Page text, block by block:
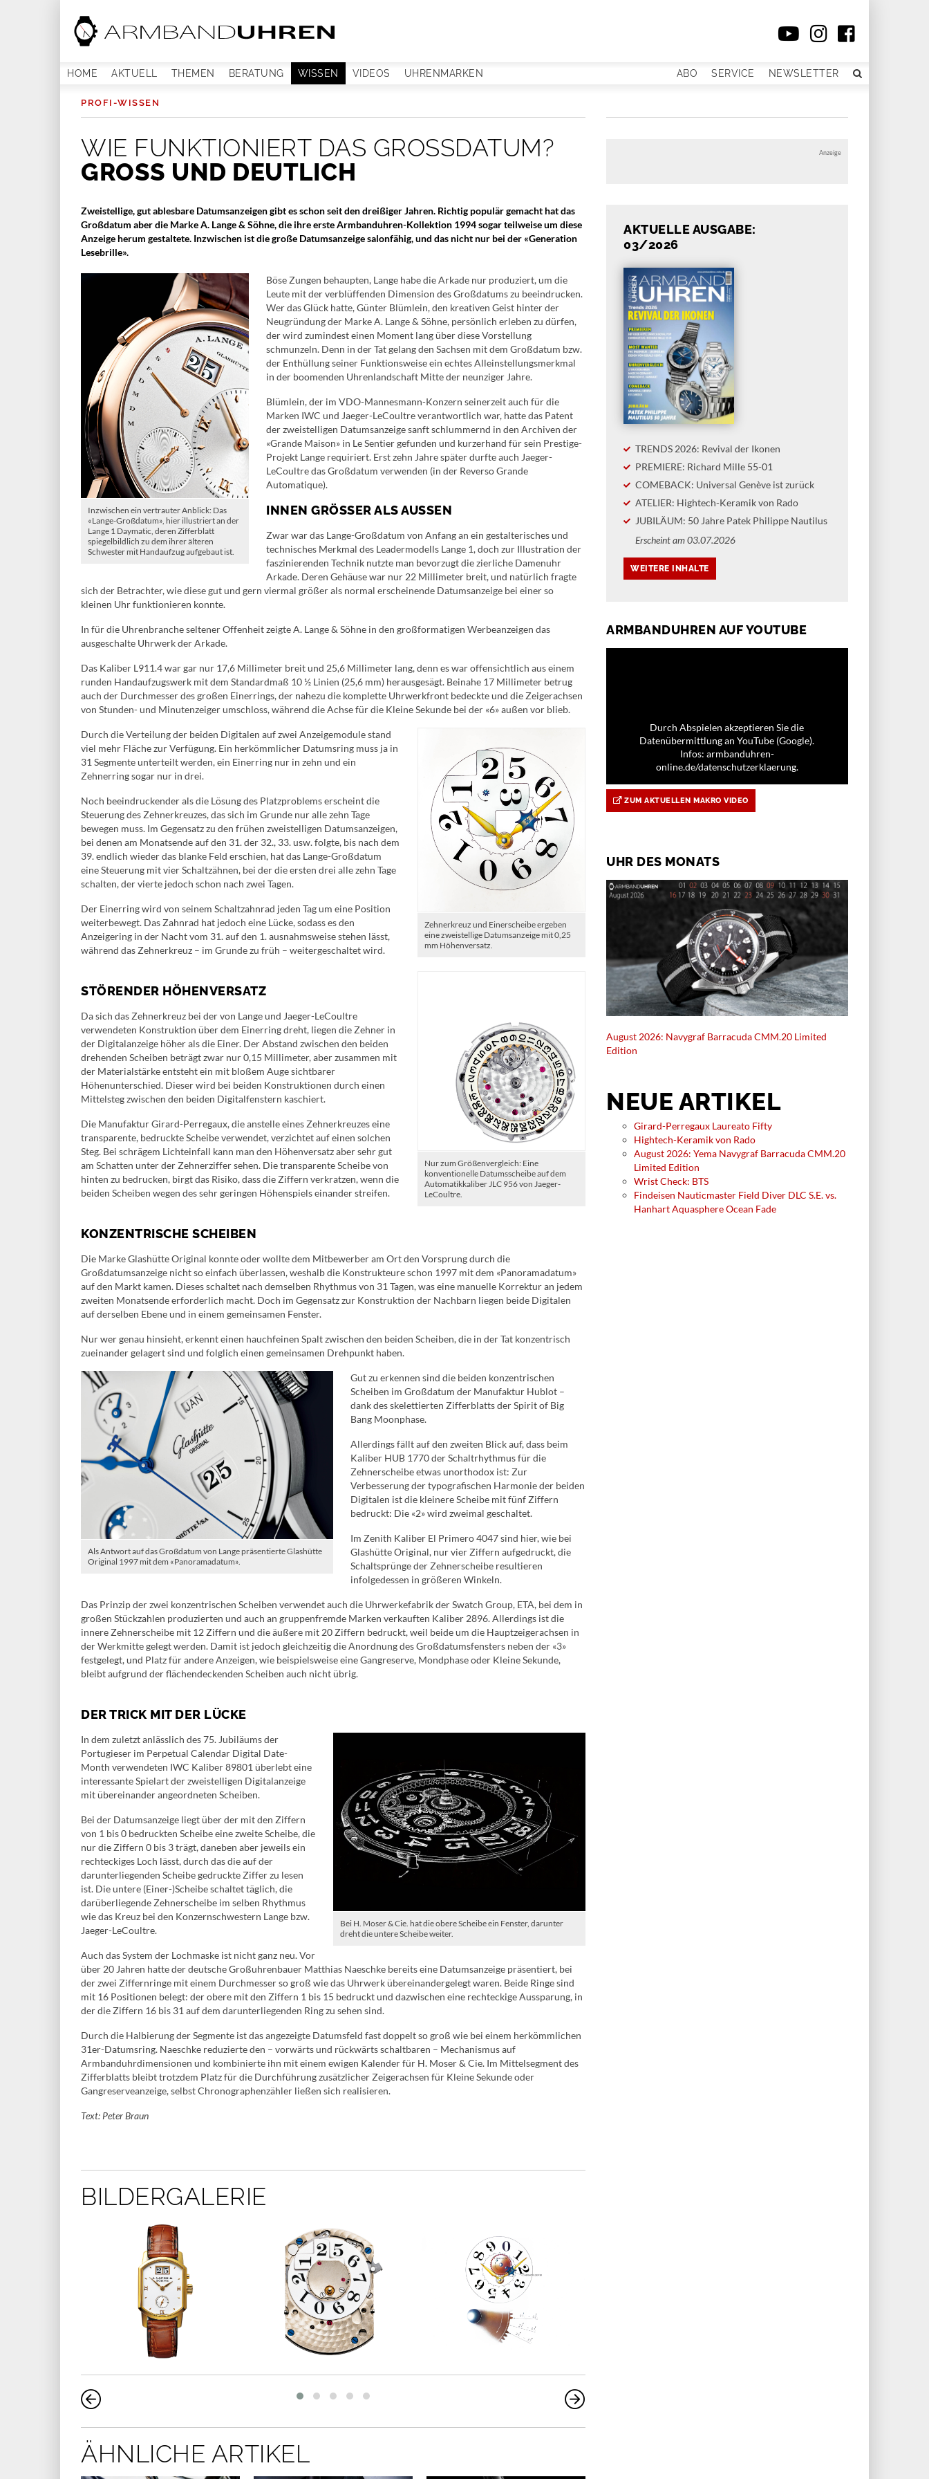
HOME AKTUELL THEMEN BERATUNG WISSEN VIDEOS UHRENMARKEN ABO SERVICE NEWSLETTER
PROFI-WISSEN
WIE FUNKTIONIERT DAS GROSSDATUM?
GROSS UND DEUTLICH
Zweistellige, gut ablesbare Datumsanzeigen gibt es schon seit den dreißiger Jahren. Richtig populär gemacht hat das
Großdatum aber die Marke A. Lange & Söhne, die ihre erste Armbanduhren-Kollektion 1994 sogar teilweise um diese
Anzeige herum gestaltete. Inzwischen ist die große Datumsanzeige salonfähig, und das nicht nur bei der «Generation
Lesebrille».
Inzwischen ein vertrauter Anblick: Das
«Lange-Großdatum», hier illustriert an der
Lange 1 Daymatic, deren Zifferblatt
spiegelbildlich zu dem ihrer älteren
Schwester mit Handaufzug aufgebaut ist.
Böse Zungen behaupten, Lange habe die Arkade nur produziert, um die
Leute mit der verblüffenden Dimension des Großdatums zu beeindrucken.
Wer das Glück hatte, Günter Blümlein, den kreativen Geist hinter der
Neugründung der Marke A. Lange & Söhne, persönlich erleben zu dürfen,
der wird zumindest einen Moment lang über diese Vorstellung
schmunzeln. Denn in der Tat gelang den Sachsen mit dem Großdatum bzw.
der Enthüllung seiner Funktionsweise ein echtes Alleinstellungsmerkmal
in der boomenden Uhrenlandschaft Mitte der neunziger Jahre.
Blümlein, der im VDO-Mannesmann-Konzern seinerzeit auch für die
Marken IWC und Jaeger-LeCoultre verantwortlich war, hatte das Patent
der zweistelligen Datumsanzeige sanft schlummernd in den Archiven der
«Grande Maison» in Le Sentier gefunden und kurzerhand für sein Prestige-
Projekt Lange requiriert. Erst zehn Jahre später durfte auch Jaeger-
LeCoultre das Großdatum verwenden (in der Reverso Grande
Automatique).
INNEN GRÖSSER ALS AUSSEN
Zwar war das Lange-Großdatum von Anfang an ein gestalterisches und
technisches Merkmal des Leadermodells Lange 1, doch zur Illustration der
faszinierenden Technik nutzte man bevorzugt die zierliche Damenuhr
Arkade. Deren Gehäuse war nur 22 Millimeter breit, und natürlich fragte
sich der Betrachter, wie diese gut und gern viermal größer als normal erscheinende Datumsanzeige bei einer so
kleinen Uhr funktionieren konnte.
In für die Uhrenbranche seltener Offenheit zeigte A. Lange & Söhne in den großformatigen Werbeanzeigen das
ausgeschalte Uhrwerk der Arkade.
Das Kaliber L911.4 war gar nur 17,6 Millimeter breit und 25,6 Millimeter lang, denn es war offensichtlich aus einem
runden Handaufzugswerk mit dem Standardmaß 10 ½ Linien (25,6 mm) herausgesägt. Beinahe 17 Millimeter betrug
auch der Durchmesser des großen Einerrings, der nahezu die komplette Uhrwerkfront bedeckte und die Zeigerachsen
von Stunden- und Minutenzeiger umschloss, während die Achse für die Kleine Sekunde bei der «6» außen vor blieb.
Zehnerkreuz und Einerscheibe ergeben
eine zweistellige Datumsanzeige mit 0,25
mm Höhenversatz.
Nur zum Größenvergleich: Eine
konventionelle Datumsscheibe auf dem
Automatikkaliber JLC 956 von Jaeger-
LeCoultre.
Durch die Verteilung der beiden Digitalen auf zwei Anzeigemodule stand
viel mehr Fläche zur Verfügung. Ein herkömmlicher Datumsring muss ja in
31 Segmente unterteilt werden, ein Einerring nur in zehn und ein
Zehnerring sogar nur in drei.
Noch beeindruckender als die Lösung des Platzproblems erscheint die
Steuerung des Zehnerkreuzes, das sich im Grunde nur alle zehn Tage
bewegen muss. Im Gegensatz zu den frühen zweistelligen Datumsanzeigen,
bei denen am Monatsende auf den 31. der 32., 33. usw. folgte, bis nach dem
39. endlich wieder das blanke Feld erschien, hat das Lange-Großdatum
eine Steuerung mit vier Schaltzähnen, bei der die ersten drei alle zehn Tage
schalten, der vierte jedoch schon nach zwei Tagen.
Der Einerring wird von seinem Schaltzahnrad jeden Tag um eine Position
weiterbewegt. Das Zahnrad hat jedoch eine Lücke, sodass es den
Anzeigering in der Nacht vom 31. auf den 1. ausnahmsweise stehen lässt,
während das Zehnerkreuz – im Grunde zu früh – weitergeschaltet wird.
STÖRENDER HÖHENVERSATZ
Da sich das Zehnerkreuz bei der von Lange und Jaeger-LeCoultre
verwendeten Konstruktion über dem Einerring dreht, liegen die Zehner in
der Digitalanzeige höher als die Einer. Der Abstand zwischen den beiden
drehenden Scheiben beträgt zwar nur 0,15 Millimeter, aber zusammen mit
der Materialstärke entsteht ein mit bloßem Auge sichtbarer
Höhenunterschied. Dieser wird bei beiden Konstruktionen durch einen
Mittelsteg zwischen den beiden Digitalfenstern kaschiert.
Die Manufaktur Girard-Perregaux, die anstelle eines Zehnerkreuzes eine
transparente, bedruckte Scheibe verwendet, verzichtet auf einen solchen
Steg. Bei schrägem Lichteinfall kann man den Höhenversatz aber sehr gut
am Schatten unter der Zehnerziffer sehen. Die transparente Scheibe von
hinten zu bedrucken, birgt das Risiko, dass die Ziffern verkratzen, wenn die
beiden Scheiben wegen des sehr geringen Höhenspiels einander streifen.
KONZENTRISCHE SCHEIBEN
Die Marke Glashütte Original konnte oder wollte dem Mitbewerber am Ort den Vorsprung durch die
Großdatumsanzeige nicht so einfach überlassen, weshalb die Konstrukteure schon 1997 mit dem «Panoramadatum»
auf den Markt kamen. Dieses schaltet nach demselben Rhythmus von 31 Tagen, was eine manuelle Korrektur an jedem
zweiten Monatsende erforderlich macht. Doch im Gegensatz zur Konstruktion der Nachbarn liegen beide Digitalen
auf derselben Ebene und in einem gemeinsamen Fenster.
Nur wer genau hinsieht, erkennt einen hauchfeinen Spalt zwischen den beiden Scheiben, die in der Tat konzentrisch
zueinander gelagert sind und folglich einen gemeinsamen Drehpunkt haben.
Als Antwort auf das Großdatum von Lange präsentierte Glashütte
Original 1997 mit dem «Panoramadatum».
Gut zu erkennen sind die beiden konzentrischen
Scheiben im Großdatum der Manufaktur Hublot –
dank des skelettierten Zifferblatts der Spirit of Big
Bang Moonphase.
Allerdings fällt auf den zweiten Blick auf, dass beim
Kaliber HUB 1770 der Schaltrhythmus für die
Zehnerscheibe etwas unorthodox ist: Zur
Verbesserung der typografischen Harmonie der beiden
Digitalen ist die kleinere Scheibe mit fünf Ziffern
bedruckt: Die «2» wird zweimal geschaltet.
Im Zenith Kaliber El Primero 4047 sind hier, wie bei
Glashütte Original, nur vier Ziffern aufgedruckt, die
Schaltsprünge der Zehnerscheibe resultieren
infolgedessen in größeren Winkeln.
Das Prinzip der zwei konzentrischen Scheiben verwendet auch die Uhrwerkefabrik der Swatch Group, ETA, bei dem in
großen Stückzahlen produzierten und auch an gruppenfremde Marken verkauften Kaliber 2896. Allerdings ist die
innere Zehnerscheibe mit 12 Ziffern und die äußere mit 20 Ziffern bedruckt, weil beide um die Hauptzeigerachsen in
der Werkmitte gelegt werden. Damit ist jedoch gleichzeitig die Anordnung des Großdatumsfensters neben der «3»
festgelegt, und Platz für andere Anzeigen, wie beispielsweise eine Gangreserve, Mondphase oder Kleine Sekunde,
bleibt aufgrund der flächendeckenden Scheiben auch nicht übrig.
DER TRICK MIT DER LÜCKE
Bei H. Moser & Cie. hat die obere Scheibe ein Fenster, darunter
dreht die untere Scheibe weiter.
In dem zuletzt anlässlich des 75. Jubiläums der
Portugieser im Perpetual Calendar Digital Date-
Month verwendeten IWC Kaliber 89801 überlebt eine
interessante Spielart der zweistelligen Digitalanzeige
mit übereinander angeordneten Scheiben.
Bei der Datumsanzeige liegt über der mit den Ziffern
von 1 bis 0 bedruckten Scheibe eine zweite Scheibe, die
nur die Ziffern 0 bis 3 trägt, daneben aber jeweils ein
rechteckiges Loch lässt, durch das die auf der
darunterliegenden Scheibe gedruckte Ziffer zu lesen
ist. Die untere (Einer-)Scheibe schaltet täglich, die
darüberliegende Zehnerscheibe im selben Rhythmus
wie das Kreuz bei den Konzernschwestern Lange bzw.
Jaeger-LeCoultre.
Auch das System der Lochmaske ist nicht ganz neu. Vor
über 20 Jahren hatte der deutsche Großuhrenbauer Matthias Naeschke bereits eine Datumsanzeige präsentiert, bei
der zwei Ziffernringe mit einem Durchmesser so groß wie das Uhrwerk übereinandergelegt waren. Beide Ringe sind
mit 16 Positionen belegt: der obere mit den Ziffern 1 bis 15 bedruckt und dazwischen eine rechteckige Aussparung, in
der die Ziffern 16 bis 31 auf dem darunterliegenden Ring zu sehen sind.
Durch die Halbierung der Segmente ist das angezeigte Datumsfeld fast doppelt so groß wie bei einem herkömmlichen
31er-Datumsring. Naeschke reduzierte den – vorwärts und rückwärts schaltbaren – Mechanismus auf
Armbanduhrdimensionen und kombinierte ihn mit einem ewigen Kalender für H. Moser & Cie. Im Mittelsegment des
Zifferblatts bleibt trotzdem Platz für die Durchführung zusätzlicher Zeigerachsen für Kleine Sekunde oder
Gangreserveanzeige, selbst Chronographenzähler ließen sich realisieren.
Text: Peter Braun
BILDERGALERIE
ÄHNLICHE ARTIKEL
Anzeige
AKTUELLE AUSGABE:
03/2026
TRENDS 2026: Revival der Ikonen
PREMIERE: Richard Mille 55-01
COMEBACK: Universal Genève ist zurück
ATELIER: Hightech-Keramik von Rado
JUBILÄUM: 50 Jahre Patek Philippe Nautilus
Erscheint am 03.07.2026
ARMBANDUHREN AUF YOUTUBE
Durch Abspielen akzeptieren Sie die
Datenübermittlung an YouTube (Google).
Infos: armbanduhren-
online.de/datenschutzerklaerung.
ZUM AKTUELLEN MAKRO VIDEO
UHR DES MONATS
August 2026: Navygraf Barracuda CMM.20 Limited
Edition
NEUE ARTIKEL
Girard-Perregaux Laureato Fifty
Hightech-Keramik von Rado
August 2026: Yema Navygraf Barracuda CMM.20
Limited Edition
Wrist Check: BTS
Findeisen Nauticmaster Field Diver DLC S.E. vs.
Hanhart Aquasphere Ocean Fade